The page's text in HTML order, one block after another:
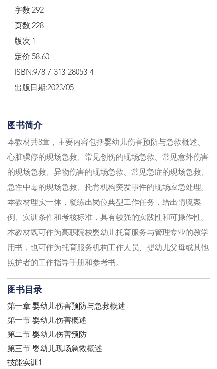
字数:292
页数:228
版次:1
定价:58.60
ISBN:978-7-313-28053-4
出版日期:2023/05
图书简介
本教材共8章，主要内容包括婴幼儿伤害预防与急救概述、
心脏骤停的现场急救、常见创伤的现场急救、常见意外伤害
的现场急救、异物伤害的现场急救、常见急症的现场急救、
急性中毒的现场急救、托育机构突发事件的现场应急处理。
本教材理实一体，凝练出岗位典型工作任务，给出情境案
例、实训条件和考核标准，具有较强的实践性和可操作性。
本教材既可作为高职院校婴幼儿托育服务与管理专业的教学
用书，也可作为托育服务机构工作人员、婴幼儿父母或其他
照护者的工作指导手册和参考书。
图书目录
第一章 婴幼儿伤害预防与急救概述
第一节 婴幼儿伤害概述
第二节 婴幼儿伤害预防
第三节 婴幼儿现场急救概述
技能实训1